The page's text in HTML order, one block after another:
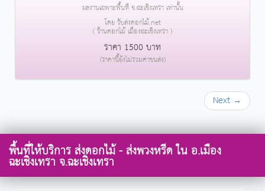
ผลงานเฉพาะพื้นที่ จ.ฉะเชิงเทรา เท่านั้น
โดย รับส่งดอกไม้.net
( ร้านดอกไม้ เมืองฉะเชิงเทรา )
ราคา 1500 บาท
(ราคานี้ยังไม่รวมค่าขนส่ง)
Next →
พื้นที่ให้บริการ ส่งดอกไม้ - ส่งพวงหรีด ใน อ.เมือง
ฉะเชิงเทรา จ.ฉะเชิงเทรา